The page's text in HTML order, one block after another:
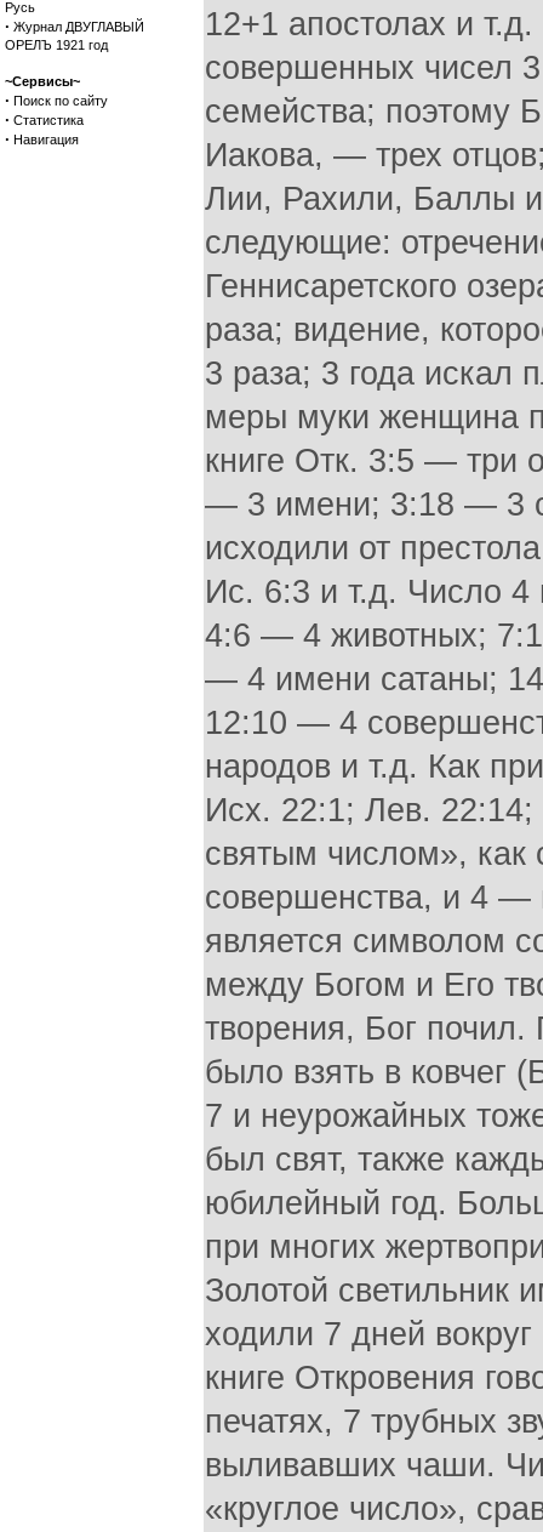
Русь
· Журнал ДВУГЛАВЫЙ
ОРЕЛЪ 1921 год
~Сервисы~
· Поиск по сайту
· Статистика
· Навигация
12+1 апостолах и
совершенных чисел
семейства; поэтому
Иакова, — трех
Лии, Рахили, Баллы
следующие:
Геннисаретского
раза; видение,
3 раза; 3 года искал
меры муки женщина
книге Отк. 3:5 — три
— 3 имени; 3:18 — 3
исходили от
Ис. 6:3 и т.д. Число 4
4:6 — 4 животных;
— 4 имени сатаны;
12:10 — 4
народов и т.д. Как
Исх. 22:1; Лев. 22:14;
святым числом», как
совершенства, и 4 —
является символом
между Богом и Его
творения, Бог
было взять в ковчег
7 и неурожайных
был свят, также
юбилейный год.
при многих
Золотой светильник
ходили 7 дней
книге Откровения
печатях, 7 трубных
выливавших чаши.
«круглое число»,